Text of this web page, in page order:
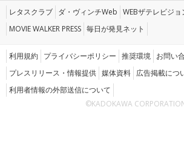
レタスクラブ ダ・ヴィンチWeb WEBザテレビジョ
MOVIE WALKER PRESS 毎日が発見ネット
利用規約 プライバシーポリシー 推奨環境 お問い
プレスリリース・情報提供 媒体資料 広告掲載につ
利用者情報の外部送信について
©KADOKAWA